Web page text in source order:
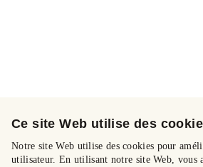
Ce site Web utilise des
Notre site Web utilise des cookies pour
utilisateur. En utilisant notre site Web, vous